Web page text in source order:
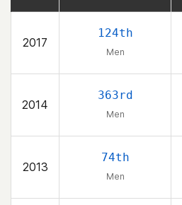
2017
124th
Men
2014
363rd
Men
2013
74th
Men